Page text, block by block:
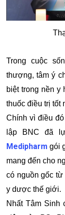
Trong cuộc
thượng, tâm ý
biệt trong nền y
thuốc điều trị tốt
Chính vì điều
lập BNC đã
Medipharm gói
mang đến cho
có nguồn gốc
y dược thế giới.
Nhất Tâm Sinh